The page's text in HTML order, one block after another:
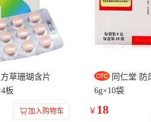
草珊瑚含片
板
加入购物车
同仁堂 防
6g×10袋
￥ 18